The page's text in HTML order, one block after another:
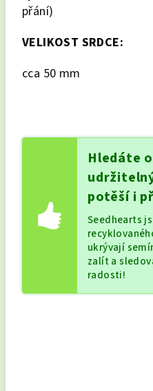
přání)
VELIKOST SRDCE:
cca 50 mm
Hledáte
potěší i
Seedhearts
ukrývají
zalít a
radosti!